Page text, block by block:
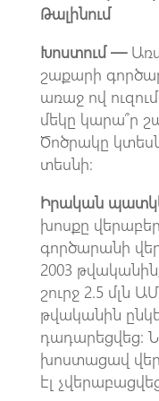
Թալինում
Խոստում —
շաքարի
առաջ ով
մեկը կարա՞ր
Ծոծրակը
տեսնի։
Իրական
խոսքը
գործարանի
2003
շուրջ 2.5 մլն
թվականին
դադարեցվեց։
խոստացավ
էլ